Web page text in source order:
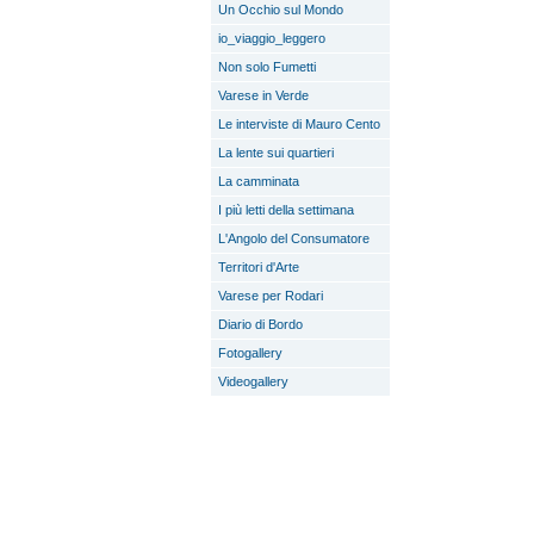
Un Occhio sul Mondo
io_viaggio_leggero
Non solo Fumetti
Varese in Verde
Le interviste di Mauro Cento
La lente sui quartieri
La camminata
I più letti della settimana
L'Angolo del Consumatore
Territori d'Arte
Varese per Rodari
Diario di Bordo
Fotogallery
Videogallery